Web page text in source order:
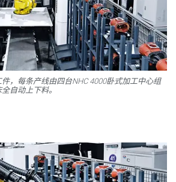
，每条产线由四台NHC 4000卧式加工中心组
自动上下料。